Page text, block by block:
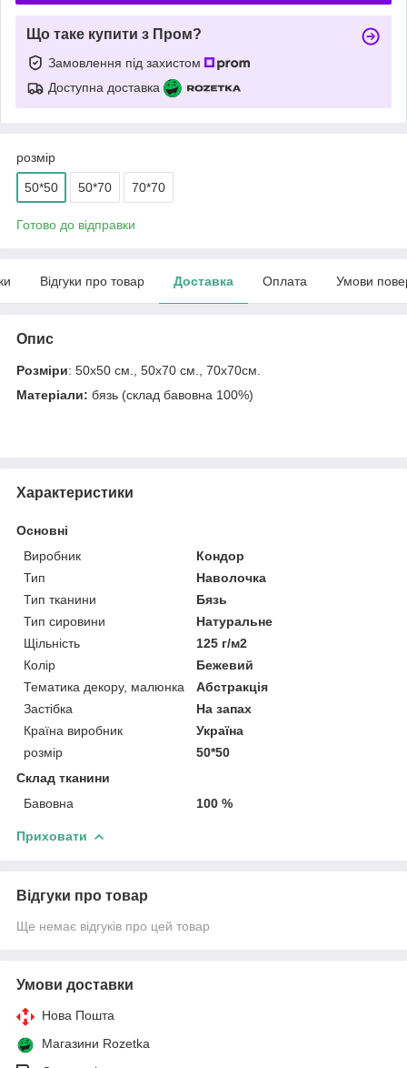
Що таке купити з Пром?
Замовлення під захистом
Доступна доставка
розмір
50*50 50*70 70*70
Готово до відправки
Відгуки про товар Доставка Оплата Умови
Опис
Розміри: 50х50 см., 50х70 см., 70х70см.
Матеріали: бязь (склад бавовна 100%)
Характеристики
Основні
Виробник
Кондор
Тип
Наволочка
Тип тканини
Бязь
Тип сировини
Натуральне
Щільність
125 г/м2
Колір
Бежевий
Тематика декору, малюнка
Абстракція
Застібка
На запах
Країна виробник
Україна
розмір
50*50
Склад тканини
Бавовна
100 %
Приховати
Відгуки про товар
Ще немає відгуків про цей товар
Умови доставки
Нова Пошта
Магазини Rozetka